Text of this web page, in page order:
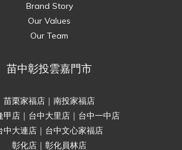
Brand Story
Our Values
Our Team
苗中彰投雲嘉門市
苗栗家福店｜南投家福店
甲店｜台中大里店｜台中一中店
中大連店｜台中文心家福店
彰化店｜彰化員林店